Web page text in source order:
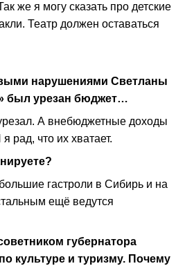
же я могу сказать про детские
Театр должен оставаться
нарушениями Светланы
был урезан бюджет…
А внебюджетные доходы
рад, что их хватает.
гастроли в Сибирь и на
ещё ведутся
губернатора
культуре и туризму. Почему